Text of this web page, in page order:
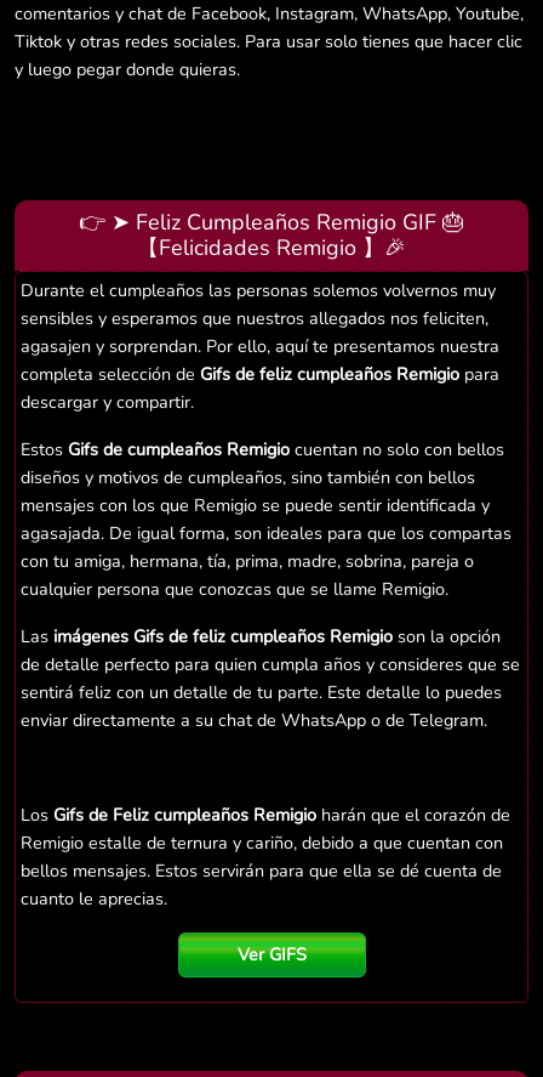
comentarios y chat de Facebook, Instagram, WhatsApp, Youtube,
Tiktok y otras redes sociales. Para usar solo tienes que hacer clic
y luego pegar donde quieras.
👉 ➤ Feliz Cumpleaños Remigio GIF 🎂
【Felicidades Remigio 】🎉
Durante el cumpleaños las personas solemos volvernos muy
sensibles y esperamos que nuestros allegados nos feliciten,
agasajen y sorprendan. Por ello, aquí te presentamos nuestra
completa selección de Gifs de feliz cumpleaños Remigio para
descargar y compartir.
Estos Gifs de cumpleaños Remigio cuentan no solo con bellos
diseños y motivos de cumpleaños, sino también con bellos
mensajes con los que Remigio se puede sentir identificada y
agasajada. De igual forma, son ideales para que los compartas
con tu amiga, hermana, tía, prima, madre, sobrina, pareja o
cualquier persona que conozcas que se llame Remigio.
Las imágenes Gifs de feliz cumpleaños Remigio son la opción
de detalle perfecto para quien cumpla años y consideres que se
sentirá feliz con un detalle de tu parte. Este detalle lo puedes
enviar directamente a su chat de WhatsApp o de Telegram.
Los Gifs de Feliz cumpleaños Remigio harán que el corazón de
Remigio estalle de ternura y cariño, debido a que cuentan con
bellos mensajes. Estos servirán para que ella se dé cuenta de
cuanto le aprecias.
Ver GIFS